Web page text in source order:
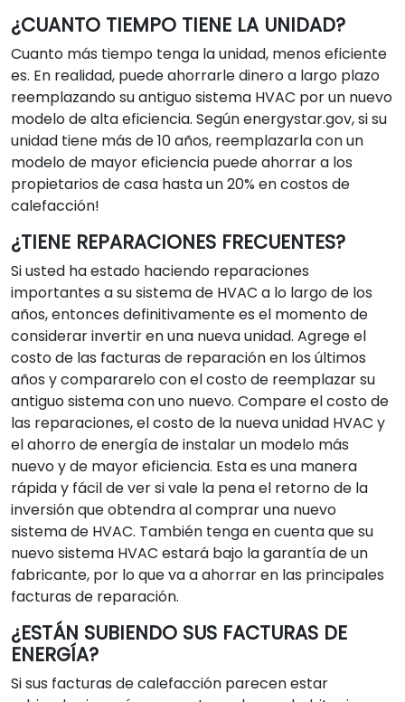
¿CUANTO TIEMPO TIENE LA UNIDAD?
Cuanto más tiempo tenga la unidad, menos eficiente
es. En realidad, puede ahorrarle dinero a largo plazo
reemplazando su antiguo sistema HVAC por un nuevo
modelo de alta eficiencia. Según energystar.gov, si su
unidad tiene más de 10 años, reemplazarla con un
modelo de mayor eficiencia puede ahorrar a los
propietarios de casa hasta un 20% en costos de
calefacción!
¿TIENE REPARACIONES FRECUENTES?
Si usted ha estado haciendo reparaciones
importantes a su sistema de HVAC a lo largo de los
años, entonces definitivamente es el momento de
considerar invertir en una nueva unidad. Agrege el
costo de las facturas de reparación en los últimos
años y compararelo con el costo de reemplazar su
antiguo sistema con uno nuevo. Compare el costo de
las reparaciones, el costo de la nueva unidad HVAC y
el ahorro de energía de instalar un modelo más
nuevo y de mayor eficiencia. Esta es una manera
rápida y fácil de ver si vale la pena el retorno de la
inversión que obtendra al comprar una nuevo
sistema de HVAC. También tenga en cuenta que su
nuevo sistema HVAC estará bajo la garantía de un
fabricante, por lo que va a ahorrar en las principales
facturas de reparación.
¿ESTÁN SUBIENDO SUS FACTURAS DE
ENERGÍA?
Si sus facturas de calefacción parecen estar